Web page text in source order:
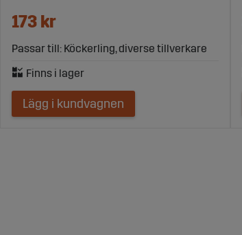
173 kr
Passar till: Köckerling, diverse tillverkare
Lägg i kundvagnen